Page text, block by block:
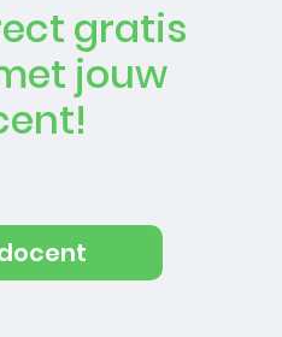
gratis
jouw